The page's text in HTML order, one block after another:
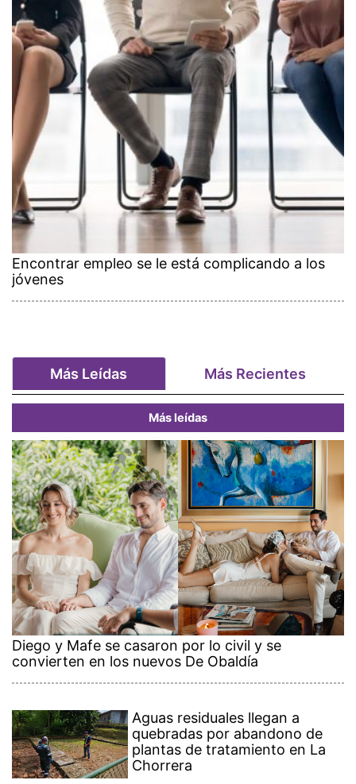
Encontrar empleo se le está complicando a los
jóvenes
Más Leídas Más Recientes
Más leídas
Diego y Mafe se casaron por lo civil y se
convierten en los nuevos De Obaldía
Aguas residuales llegan a
quebradas por abandono de
plantas de tratamiento en La
Chorrera